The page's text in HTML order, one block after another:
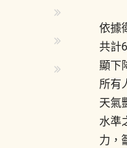
依據
共計
顯下
所有
天氣
水準
力，